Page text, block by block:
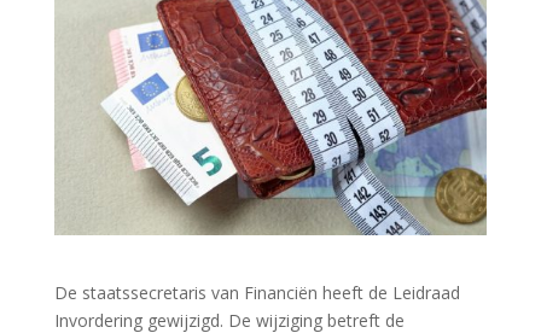
De staatssecretaris van Financiën heeft de Leidraad
Invordering gewijzigd. De wijziging betreft de